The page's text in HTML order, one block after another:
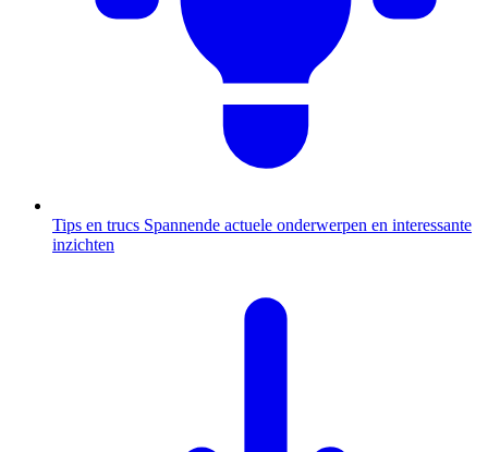
Tips en trucs Spannende actuele onderwerpen en interessante
inzichten